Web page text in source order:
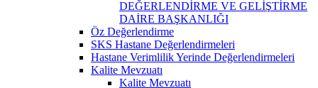
DEĞERLENDİRME VE GELİŞTİRME
DAİRE BAŞKANLIĞI
Öz Değerlendirme
SKS Hastane Değerlendirmeleri
Hastane Verimlilik Yerinde Değerlendirmeleri
Kalite Mevzuatı
Kalite Mevzuatı